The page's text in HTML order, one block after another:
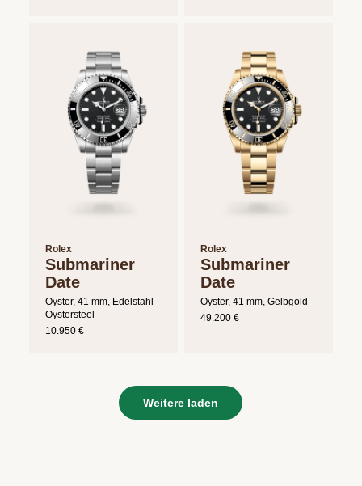
Rolex
Submariner
Date
Oyster, 41 mm, Edelstahl
Oystersteel
10.950 €
Rolex
Submariner
Date
Oyster, 41 mm, Gelbgold
49.200 €
Weitere laden